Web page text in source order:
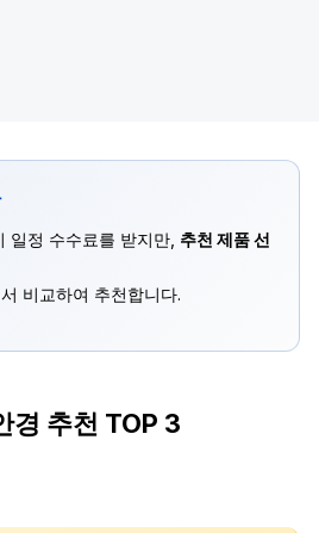
일정 수수료를 받지만, 추천 제품 선
비교하여 추천합니다.
경 추천 TOP 3